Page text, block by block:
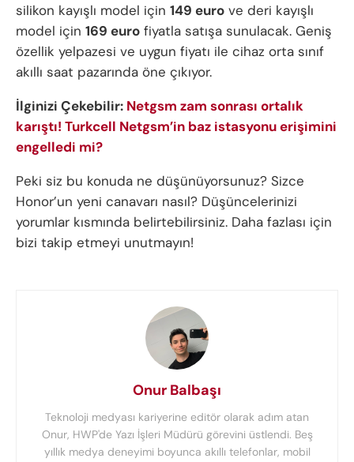
silikon kayışlı model için 149 euro ve deri kayışlı
model için 169 euro fiyatla satışa sunulacak. Geniş
özellik yelpazesi ve uygun fiyatı ile cihaz orta sınıf
akıllı saat pazarında öne çıkıyor.
İlginizi Çekebilir: Netgsm zam sonrası ortalık
karıştı! Turkcell Netgsm’in baz istasyonu erişimini
engelledi mi?
Peki siz bu konuda ne düşünüyorsunuz? Sizce
Honor’un yeni canavarı nasıl? Düşüncelerinizi
yorumlar kısmında belirtebilirsiniz. Daha fazlası için
bizi takip etmeyi unutmayın!
Onur Balbaşı
Teknoloji medyası kariyerine editör olarak adım atan
Onur, HWP'de Yazı İşleri Müdürü görevini üstlendi. Beş
yıllık medya deneyimi boyunca akıllı telefonlar, mobil